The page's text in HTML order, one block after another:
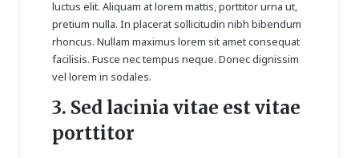
luctus elit. Aliquam at lorem mattis, porttitor urna ut,
pretium nulla. In placerat sollicitudin nibh bibendum
rhoncus. Nullam maximus lorem sit amet consequat
facilisis. Fusce nec tempus neque. Donec dignissim
vel lorem in sodales.
3. Sed lacinia vitae est vitae
porttitor